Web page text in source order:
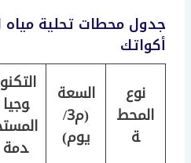
جدول محطات تحلية مياه
أكواتك
نوع
المحط
ة
السعة
(م3/
يوم)
وجيا
دمة